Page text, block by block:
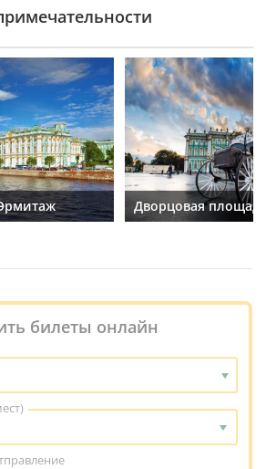
Дворцовая
билеты онлайн